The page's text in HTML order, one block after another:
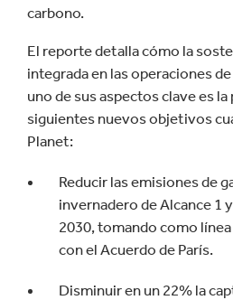
carbono.
El reporte detalla cómo la
integrada en las operaciones
uno de sus aspectos clave es
siguientes nuevos objetivos
Planet:
Reducir las emisiones de
invernadero de Alcance 1
2030, tomando como
con el Acuerdo de París.
Disminuir en un 22% la